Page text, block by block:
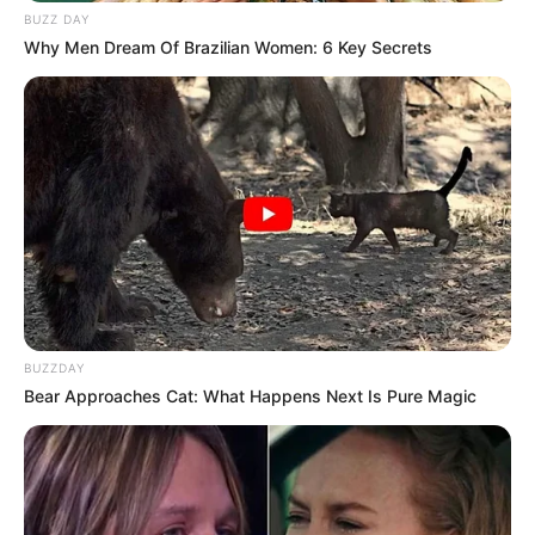
(foto: myanimelist)
Kalau kamu mencari anime romantis dengan cerita yang amat
menyayat hati, tidak ada salahnya kamu mencoba
Violet
BUZZ DAY
Why Men Dream Of Brazilian Women: 6 Key Secrets
BUZZDAY
Bear Approaches Cat: What Happens Next Is Pure Magic